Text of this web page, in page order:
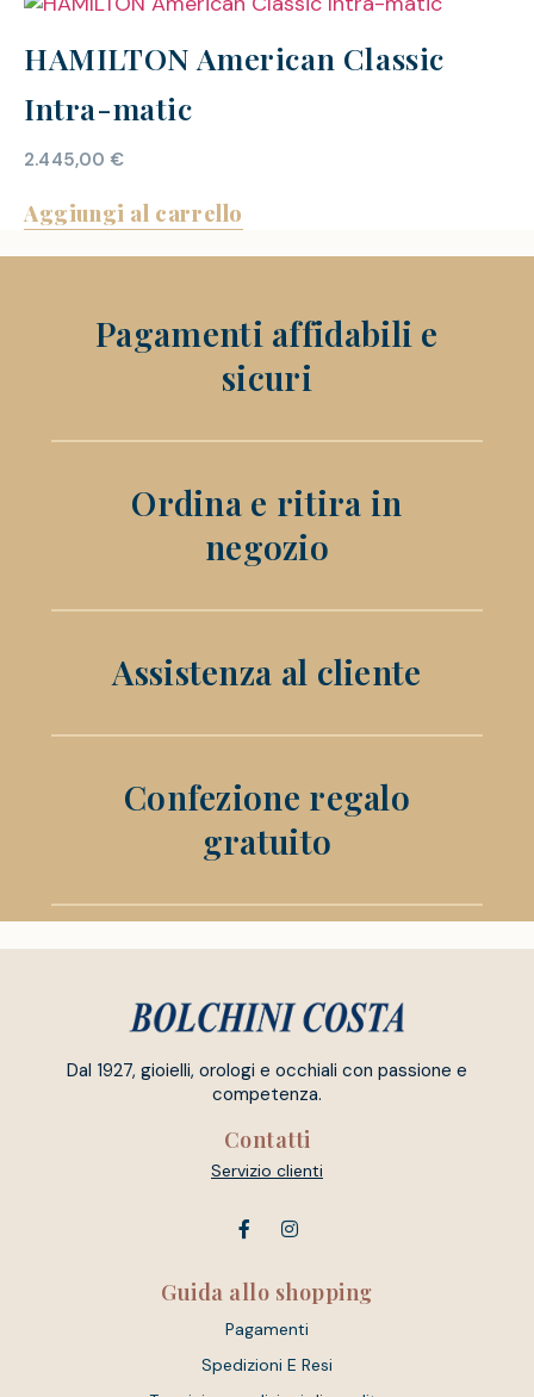
HAMILTON American Classic
Intra-matic
2.445,00 €
Aggiungi al carrello
Pagamenti affidabili e
sicuri
Ordina e ritira in
negozio
Assistenza al cliente
Confezione regalo
gratuito
Dal 1927, gioielli, orologi e occhiali con passione e
competenza.
Contatti
Servizio clienti
Guida allo shopping
Pagamenti
Spedizioni E Resi